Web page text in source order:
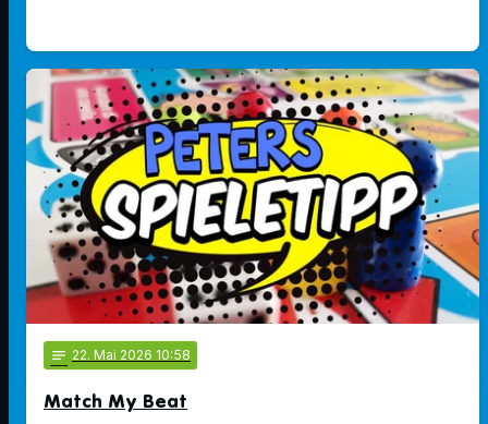
notes 22. Mai 2026 10:58
Match My Beat